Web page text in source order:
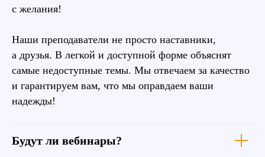
с желания!
Наши преподаватели не просто наставники,
а друзья. В легкой и доступной форме объяснят
самые недоступные темы. Мы отвечаем за качество
и гарантируем вам, что мы оправдаем ваши
надежды!
Будут ли вебинары?